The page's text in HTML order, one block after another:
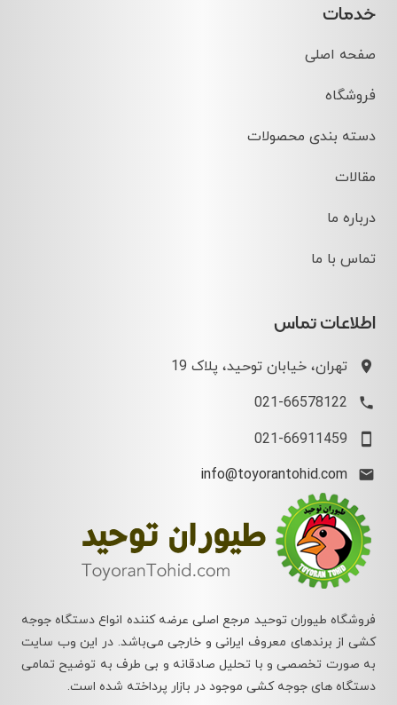
خدمات
صفحه اصلی
فروشگاه
دسته بندی محصولات
مقالات
درباره ما
تماس با ما
اطلاعات تماس
تهران، خیابان توحید، پلاک 19
021-66578122
021-66911459
info@toyorantohid.com
فروشگاه طیوران توحید مرجع اصلی عرضه کننده انواع دستگاه جوجه
کشی از برندهای معروف ایرانی و خارجی می‌باشد. در این وب سایت
به صورت تخصصی و با تحلیل صادقانه و بی طرف به توضیح تمامی
دستگاه های جوجه کشی موجود در بازار پرداخته شده است.